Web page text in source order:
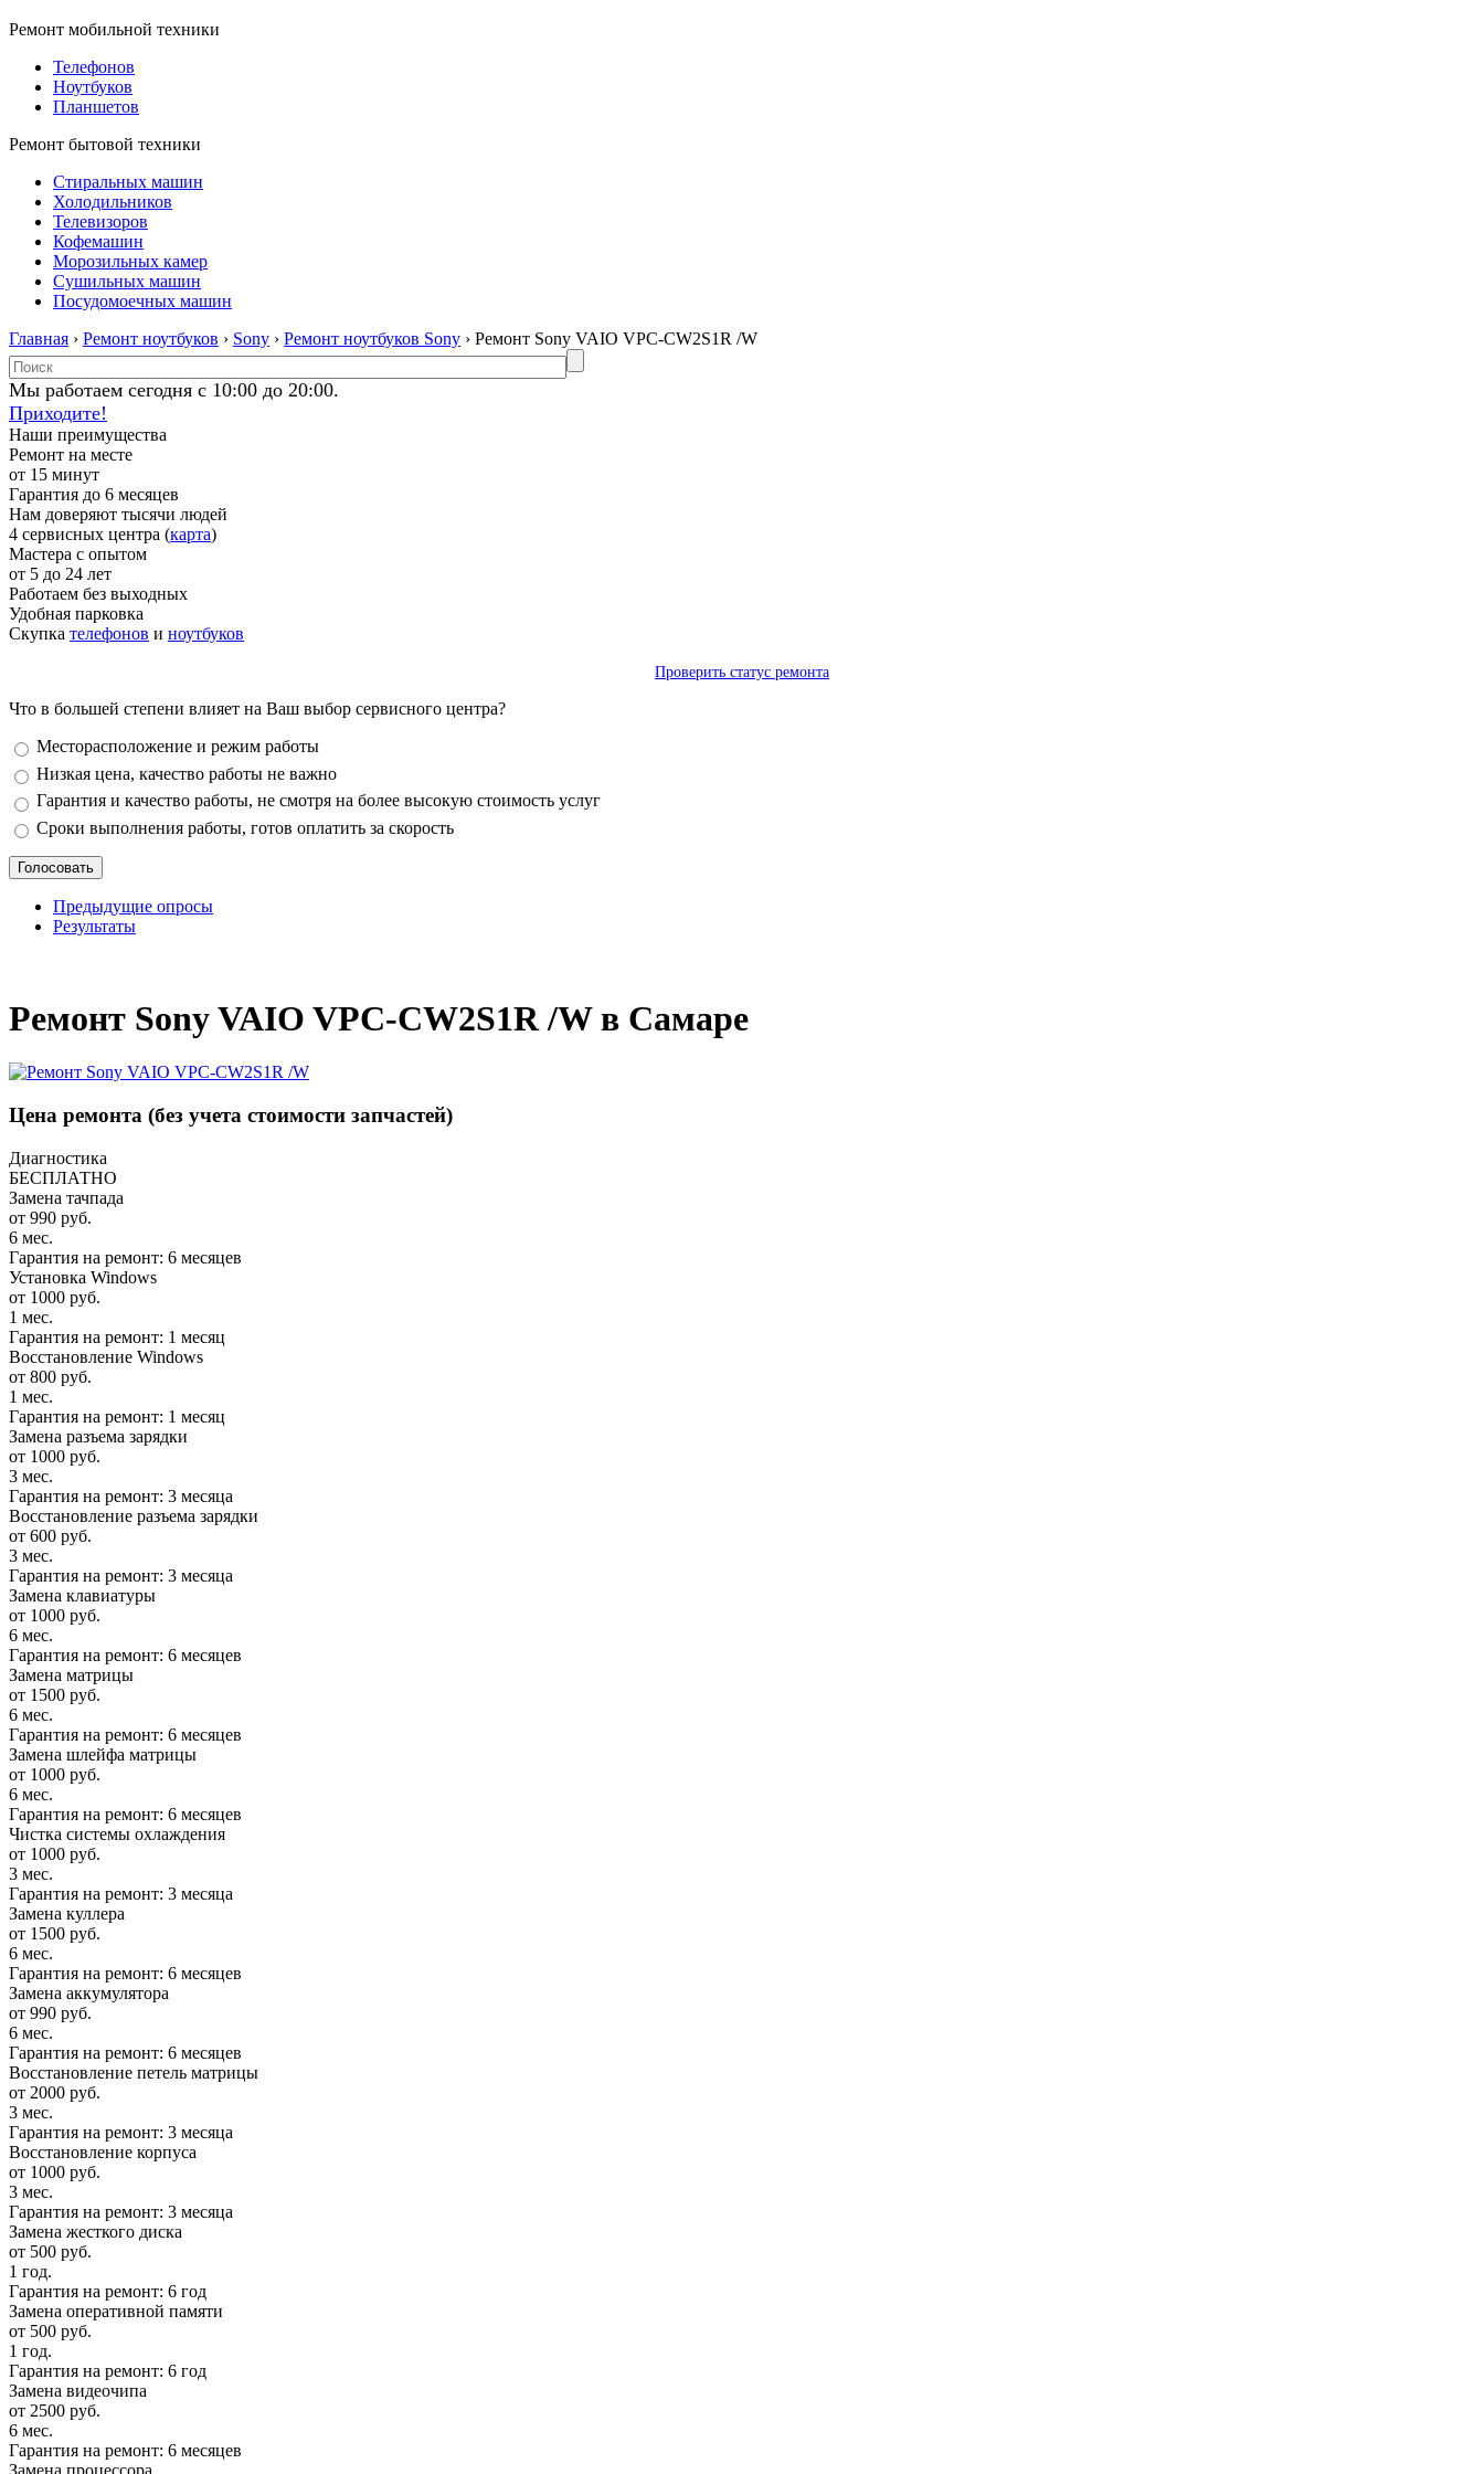
Ремонт мобильной техники
Телефонов
Ноутбуков
Планшетов
Ремонт бытовой техники
Стиральных машин
Холодильников
Телевизоров
Кофемашин
Морозильных камер
Сушильных машин
Посудомоечных машин
Главная › Ремонт ноутбуков › Sony › Ремонт ноутбуков Sony › Ремонт Sony VAIO VPC-CW2S1R /W
Мы работаем сегодня с 10:00 до 20:00.
Приходите!
Наши преимущества
Ремонт на месте
от 15 минут
Гарантия до 6 месяцев
Нам доверяют тысячи людей
4 сервисных центра (карта)
Мастера с опытом
от 5 до 24 лет
Работаем без выходных
Удобная парковка
Скупка телефонов и ноутбуков
Проверить статус ремонта
Что в большей степени влияет на Ваш выбор сервисного центра?
Варианты
Месторасположение и режим работы
Низкая цена, качество работы не важно
Гарантия и качество работы, не смотря на более высокую стоимость услуг
Сроки выполнения работы, готов оплатить за скорость
Предыдущие опросы
Результаты
Ремонт Sony VAIO VPC-CW2S1R /W в Самаре
Цена ремонта (без учета стоимости запчастей)
Диагностика
БЕСПЛАТНО
Замена тачпада
от 990 руб.
6 мес.
Гарантия на ремонт: 6 месяцев
Установка Windows
от 1000 руб.
1 мес.
Гарантия на ремонт: 1 месяц
Восстановление Windows
от 800 руб.
1 мес.
Гарантия на ремонт: 1 месяц
Замена разъема зарядки
от 1000 руб.
3 мес.
Гарантия на ремонт: 3 месяца
Восстановление разъема зарядки
от 600 руб.
3 мес.
Гарантия на ремонт: 3 месяца
Замена клавиатуры
от 1000 руб.
6 мес.
Гарантия на ремонт: 6 месяцев
Замена матрицы
от 1500 руб.
6 мес.
Гарантия на ремонт: 6 месяцев
Замена шлейфа матрицы
от 1000 руб.
6 мес.
Гарантия на ремонт: 6 месяцев
Чистка системы охлаждения
от 1000 руб.
3 мес.
Гарантия на ремонт: 3 месяца
Замена куллера
от 1500 руб.
6 мес.
Гарантия на ремонт: 6 месяцев
Замена аккумулятора
от 990 руб.
6 мес.
Гарантия на ремонт: 6 месяцев
Восстановление петель матрицы
от 2000 руб.
3 мес.
Гарантия на ремонт: 3 месяца
Восстановление корпуса
от 1000 руб.
3 мес.
Гарантия на ремонт: 3 месяца
Замена жесткого диска
от 500 руб.
1 год.
Гарантия на ремонт: 6 год
Замена оперативной памяти
от 500 руб.
1 год.
Гарантия на ремонт: 6 год
Замена видеочипа
от 2500 руб.
6 мес.
Гарантия на ремонт: 6 месяцев
Замена процессора